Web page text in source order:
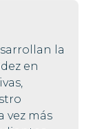
la
en
vez más